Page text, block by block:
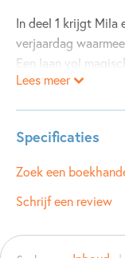
In deel 1 krijgt Mila
verjaardag
Een laan vol
dromen verborgen
Daar zijn nog veel
dat niet alleen: Mila
magie in handen!
Lees meer
Specificaties
Leeftijdsindicatie:
ISBN:
Type:
Zoek een
Schrijf een review